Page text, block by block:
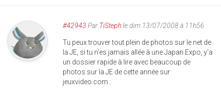
#42943 Par TiStephle dim 13/07/2008 à 11h56
Tu peux trouver tout plein de photos sur le net de
la JE, si tu n'es jamais allée à une Japan Expo, y'a
un dossier rapide à lire avec beaucoup de
photos sur la JE de cette année sur
jeuxvideo.com :